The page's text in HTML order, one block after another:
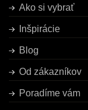
Ako si vybrať
Inšpirácie
Blog
Od zákazníkov
Poradíme vám